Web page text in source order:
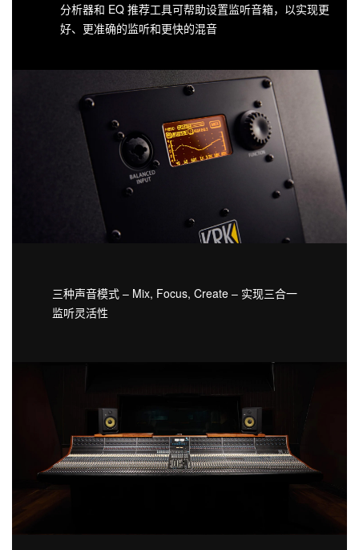
分析器和 EQ 推荐工具可帮助设置监听音箱，以实现更
好、更准确的监听和更快的混音
三种声音模式 – Mix, Focus, Create – 实现三合一
监听灵活性